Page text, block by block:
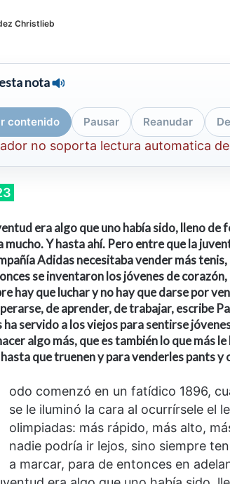
Christlieb
nota
contenido Pausar Reanudar
no soporta lectura automatica
era algo que uno había sido, lleno
mucho. Y hasta ahí. Pero entre que la
Adidas necesitaba vender más
se inventaron los jóvenes de
hay que luchar y no hay que darse por
de aprender, de trabajar, escribe
ha servido a los viejos para sentirse
algo más, que es también lo que más
que truenen y para venderles pants y
odo comenzó en un fatídico 1896,
se le iluminó la cara al ocurrírsele el
olimpiadas: más rápido, más alto,
nadie podría ir lejos, sino siempre
a marcar, para de entonces en
una
Abre
la
Sala
Nacional
Contemporánea,
un
nuevo
espacio
arte
y
la
cultura
Abre la Sala Nacional
Contemporánea, un nuevo